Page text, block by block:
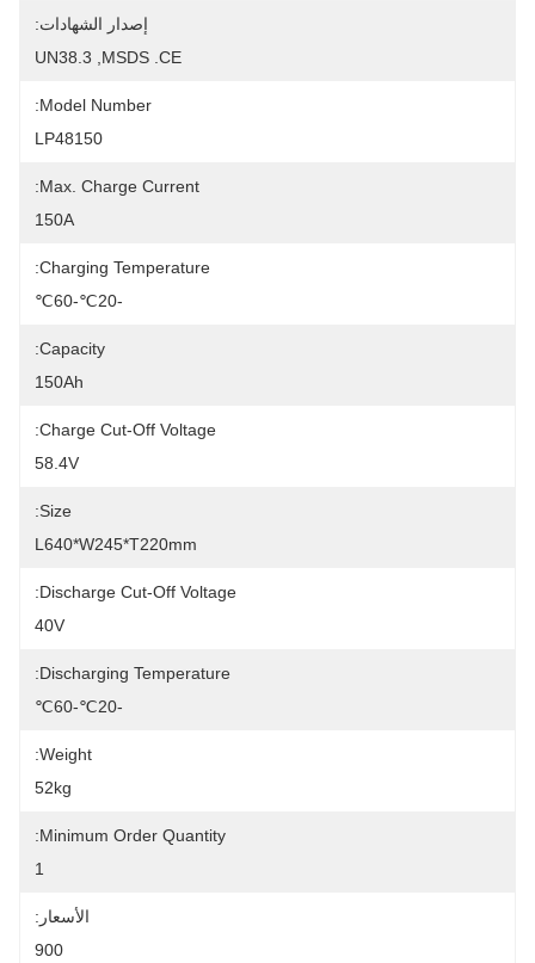
إصدار الشهادات:
UN38.3 ,MSDS .CE
Model Number:
LP48150
Max. Charge Current:
150A
Charging Temperature:
-20℃-60℃
Capacity:
150Ah
Charge Cut-Off Voltage:
58.4V
Size:
L640*W245*T220mm
Discharge Cut-Off Voltage:
40V
Discharging Temperature:
-20℃-60℃
Weight:
52kg
Minimum Order Quantity:
1
الأسعار:
900